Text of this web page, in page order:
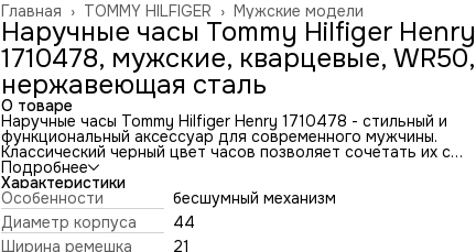
Мужские модели
TOMMY HILFIGER ›
Главная ›
Наручные часы Tommy Hilfiger Henry
1710478, мужские, кварцевые, WR50,
нержавеющая сталь
О товаре
Наручные часы Tommy Hilfiger Henry 1710478 - стильный и
функциональный аксессуар для современного мужчины.
Классический черный цвет часов позволяет сочетать их с
любым стилем одежды, а нержавеющая сталь корпуса и
ремешка гарантирует долговечность и прочность
аксессуара.
Кварцевый механизм обеспечивает точность хода и
надежность в использовании, а минеральное стекло
защищает циферблат от царапин и повреждений.
Подробнее
Характеристики
Особенности
бесшумный механизм
Диаметр корпуса
44
Ширина ремешка
21